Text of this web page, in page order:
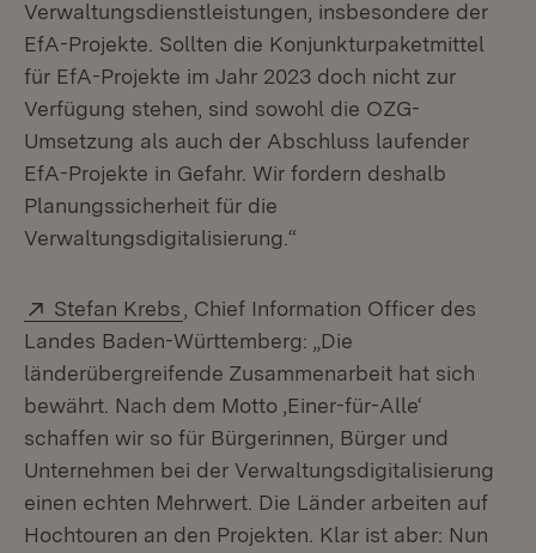
Verwaltungsdienstleistungen, insbesondere der
EfA-Projekte. Sollten die Konjunkturpaketmittel
für EfA-Projekte im Jahr 2023 doch nicht zur
Verfügung stehen, sind sowohl die OZG-
Umsetzung als auch der Abschluss laufender
EfA-Projekte in Gefahr. Wir fordern deshalb
Planungssicherheit für die
Verwaltungsdigitalisierung.“
Extern:
Stefan Krebs (Öffnet in neuem Fenster)
, Chief Information Officer des
Landes Baden-Württemberg: „Die
länderübergreifende Zusammenarbeit hat sich
bewährt. Nach dem Motto ‚Einer-für-Alle‘
schaffen wir so für Bürgerinnen, Bürger und
Unternehmen bei der Verwaltungsdigitalisierung
einen echten Mehrwert. Die Länder arbeiten auf
Hochtouren an den Projekten. Klar ist aber: Nun